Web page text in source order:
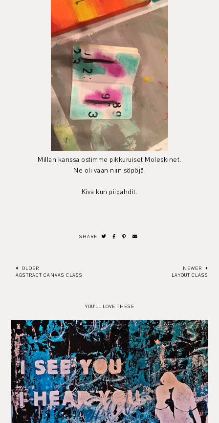
Millan kanssa ostimme pikkuruiset Moleskinet.
Ne oli vaan niin söpöjä.
Kiva kun piipahdit.
SHARE
OLDER
ABSTRACT CANVAS CLASS
NEWER
LAYOUT CLASS
YOU'LL LOVE THESE